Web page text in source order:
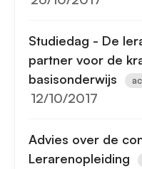
Studiedag - De
partner voor de
basisonderwijs
12/10/2017
Advies over de
Lerarenopleiding